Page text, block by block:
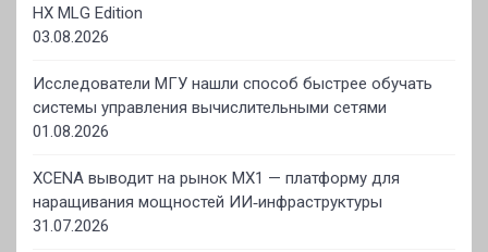
HX MLG Edition
03.08.2026
Исследователи МГУ нашли способ быстрее обучать
системы управления вычислительными сетями
01.08.2026
XCENA выводит на рынок MX1 — платформу для
наращивания мощностей ИИ‑инфраструктуры
31.07.2026